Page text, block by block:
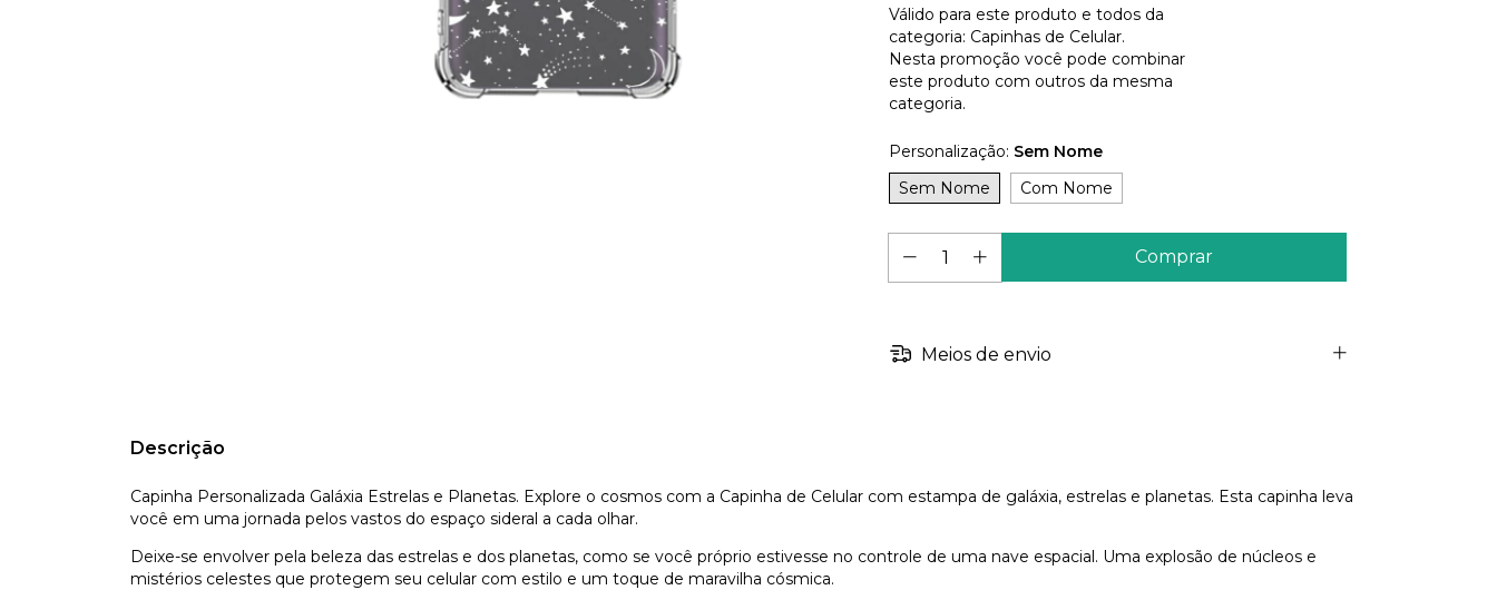
Válido para este produto e todos da
categoria: Capinhas de Celular.
Nesta promoção você pode combinar
este produto com outros da mesma
categoria.
Personalização: Sem Nome
Sem Nome
Com Nome
Meios de envio
Descrição
Capinha Personalizada Galáxia Estrelas e Planetas. Explore o cosmos com a Capinha de Celular com estampa de galáxia, estrelas e planetas. Esta capinha leva
você em uma jornada pelos vastos do espaço sideral a cada olhar.
Deixe-se envolver pela beleza das estrelas e dos planetas, como se você próprio estivesse no controle de uma nave espacial. Uma explosão de núcleos e
mistérios celestes que protegem seu celular com estilo e um toque de maravilha cósmica.